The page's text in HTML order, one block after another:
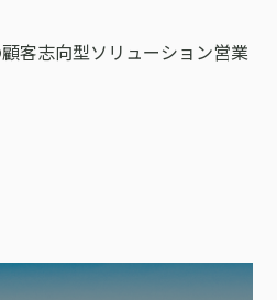
客志向型ソリューション営業